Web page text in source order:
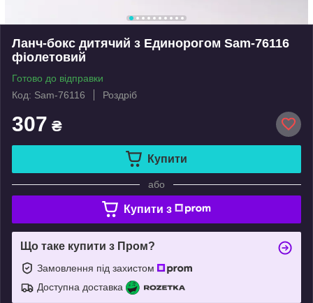
Ланч-бокс дитячий з Единорогом Sam-76116
фіолетовий
Готово до відправки
Код: Sam-76116
Роздріб
307 ₴
Купити
або
Купити з
Що таке купити з Пром?
Замовлення під захистом
Доступна доставка